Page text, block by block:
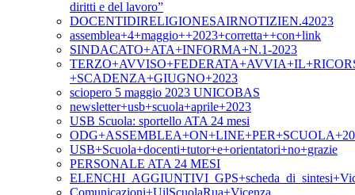
diritti e del lavoro”
DOCENTIDIRELIGIONESAIRNOTIZIEN.42023
assemblea+4+maggio++2023+corretta++con+link
SINDACATO+ATA+INFORMA+N.1-2023
+SCADENZA+GIUGNO+2023
sciopero 5 maggio 2023 UNICOBAS
newsletter+usb+scuola+aprile+2023
USB Scuola: sportello ATA 24 mesi
USB+Scuola+docenti+tutor+e+orientatori+no+grazie
PERSONALE ATA 24 MESI